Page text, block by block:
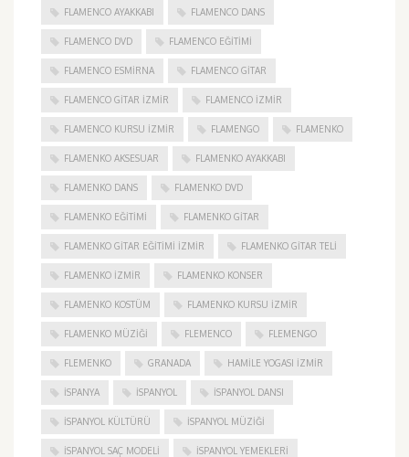
FLAMENCO AYAKKABI FLAMENCO DANS
FLAMENCO DVD FLAMENCO EĞITIMI
FLAMENCO ESMIRNA FLAMENCO GITAR
FLAMENCO GITAR İZMIR FLAMENCO IZMIR
FLAMENCO KURSU İZMIR FLAMENGO FLAMENKO
FLAMENKO AKSESUAR FLAMENKO AYAKKABI
FLAMENKO DANS FLAMENKO DVD
FLAMENKO EĞITIMI FLAMENKO GITAR
FLAMENKO GITAR EĞITIMI İZMIR FLAMENKO GITAR TELI
FLAMENKO IZMIR FLAMENKO KONSER
FLAMENKO KOSTÜM FLAMENKO KURSU İZMIR
FLAMENKO MÜZIĞI FLEMENCO FLEMENGO
FLEMENKO GRANADA HAMILE YOGASI İZMIR
ISPANYA İSPANYOL İSPANYOL DANSI
İSPANYOL KÜLTÜRÜ İSPANYOL MÜZIĞI
İSPANYOL SAÇ MODELI İSPANYOL YEMEKLERI